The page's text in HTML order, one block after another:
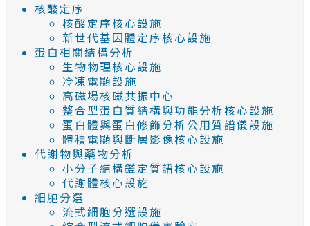
核酸定序
核酸定序核心設施
新世代基因體定序核心設施
蛋白相關結構分析
生物物理核心設施
冷凍電顯設施
高磁場核磁共振中心
整合型蛋白質結構與功能分析核心設施
蛋白體與蛋白修飾分析公用質譜儀設施
體積電顯與斷層影像核心設施
代謝物與藥物分析
小分子結構鑑定質譜核心設施
代謝體核心設施
細胞分選
流式細胞分選設施